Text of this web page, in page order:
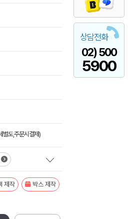
상담전화
02) 500
5900
별도,주문시결제)
제작 박스 제작